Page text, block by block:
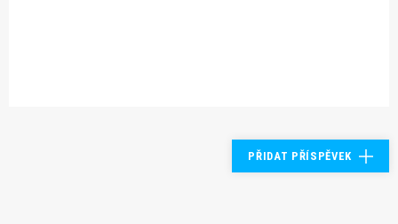
PŘIDAT PŘÍSPĚVEK